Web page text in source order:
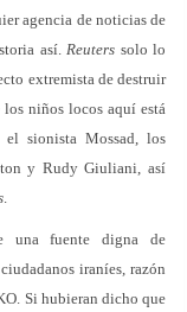
agencia de noticias de
así. Reuters solo lo
extremista de destruir
niños locos aquí está
el sionista Mossad, los
y Rudy Giuliani, así
.
una fuente digna de
iraníes, razón
Si hubieran dicho que